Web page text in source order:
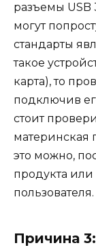
разъемы USB
могут
стандарты
такое
карта), то
подключив
стоит
материнская
это можно,
продукта или
пользователя.
Причина